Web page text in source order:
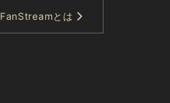
FanStreamとは